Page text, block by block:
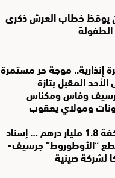
يوقظ خطاب العرش ذكرى
إنذارية.. موجة حر مستمرة
المقبل بتازة
وفاس ومكناس
ومولاي يعقوب
بتلكفة 1.8 مليار درهم … إسناد
“الأوطوروط” جرسيف-
لشركة صينية